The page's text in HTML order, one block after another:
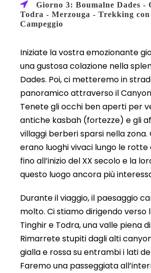
Giorno 3: Boumalne Dades -
Todra - Merzouga - Trekking
Campeggio
Iniziate la vostra emozionante
una gustosa colazione nella
Dades. Poi, ci metteremo in
panoramico attraverso il
Tenete gli occhi ben aperti per
antiche kasbah (fortezze) e gli
villaggi berberi sparsi nella zona.
erano luoghi vivaci lungo le
fino all’inizio del XX secolo e la
questo luogo ancora più
Durante il viaggio, il paesaggio
molto. Ci stiamo dirigendo verso
Tinghir e Todra, una valle piena
Rimarrete stupiti dagli alti
gialla e rossa su entrambi i lati
Faremo una passeggiata